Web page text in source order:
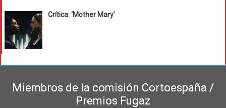
Crítica: ‘Mother Mary’
Miembros de la comisión Cortoespaña /
Premios Fugaz